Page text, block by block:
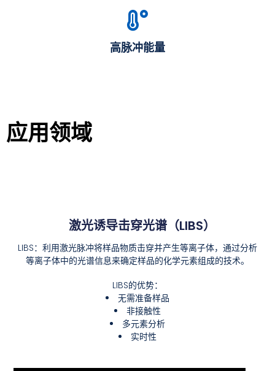
高脉冲能量
应用领域
激光诱导击穿光谱（LIBS）
LIBS：利用激光脉冲将样品物质击穿并产生等离子体，通过分析
等离子体中的光谱信息来确定样品的化学元素组成的技术。
LIBS的优势：
无需准备样品
非接触性
多元素分析
实时性